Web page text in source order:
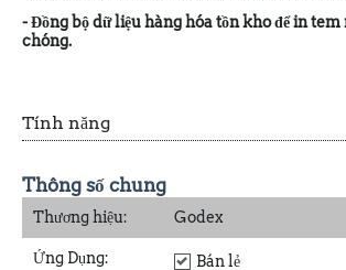
- Đồng bộ dữ liệu hàng hóa tồn kho để in
chóng.
Tính năng
Thông số chung
Thương hiệu: Godex
Ứng Dụng:
Bán lẻ